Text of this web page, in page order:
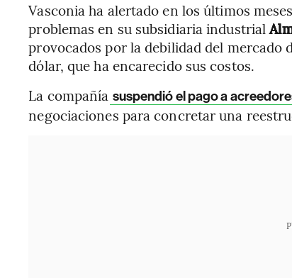
Vasconia ha alertado en los últimos
problemas en su subsidiaria industrial
provocados por la debilidad del mercado
dólar, que ha encarecido sus costos.
La compañía suspendió el pago a
negociaciones para concretar una